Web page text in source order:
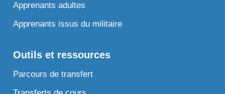
Apprenants adultes
Apprenants issus du militaire
Outils et ressources
Parcours de transfert